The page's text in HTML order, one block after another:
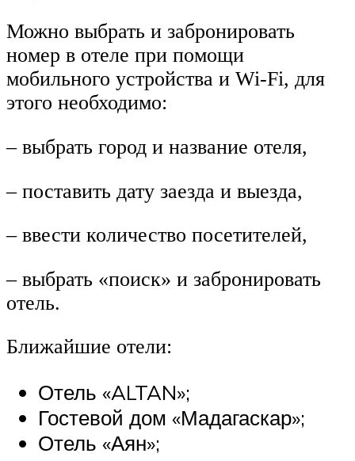
Можно выбрать и забронировать
номер в отеле при помощи
мобильного устройства и Wi-Fi, для
этого необходимо:
– выбрать город и название отеля,
– поставить дату заезда и выезда,
– ввести количество посетителей,
– выбрать «поиск» и забронировать
отель.
Ближайшие отели:
Отель «ALTAN»;
Гостевой дом «Мадагаскар»;
Отель «Аян»;